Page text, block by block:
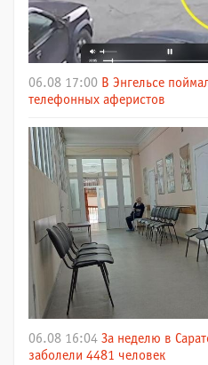
06.08 17:00 В Энгельсе
телефонных аферистов
06.08 16:04 За неделю в
заболели 4481 человек